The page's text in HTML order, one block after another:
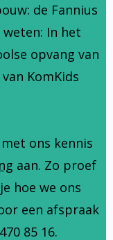
de Fannius
In het
opvang van
KomKids
ons kennis
aan. Zo proef
hoe we ons
een afspraak
85 16.